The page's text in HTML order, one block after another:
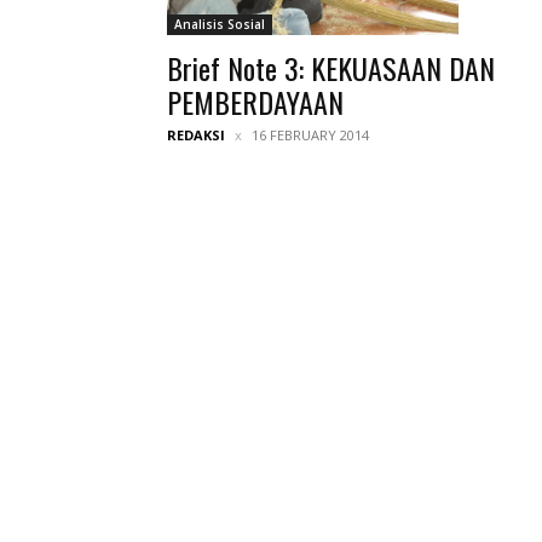
Analisis Sosial
Brief Note 3: KEKUASAAN DAN
PEMBERDAYAAN
REDAKSI 16 FEBRUARY 2014